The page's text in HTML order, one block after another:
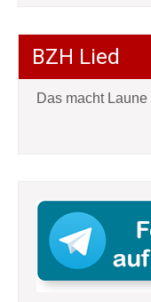
BZH Lied
Das macht